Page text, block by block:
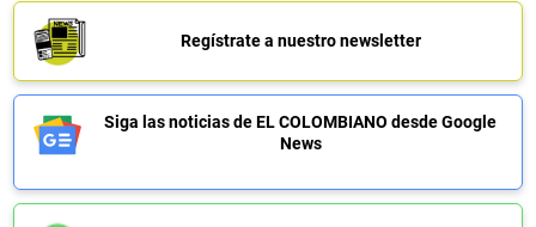
Regístrate a nuestro newsletter
Siga las noticias de EL COLOMBIANO desde Google
News